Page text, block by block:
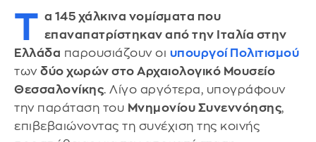
Τ α 145 χάλκινα νομίσματα που
επαναπατρίστηκαν από την Ιταλία στην
Ελλάδα παρουσιάζουν οι υπουργοί Πολιτισμού
των δύο χωρών στο Αρχαιολογικό Μουσείο
Θεσσαλονίκης. Λίγο αργότερα, υπογράφουν
την παράταση του Μνημονίου Συνεννόησης,
επιβεβαιώνοντας τη συνέχιση της κοινής